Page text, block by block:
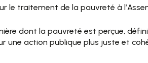
traitement de la pauvreté à
dont la pauvreté est perçue,
une action publique plus juste et